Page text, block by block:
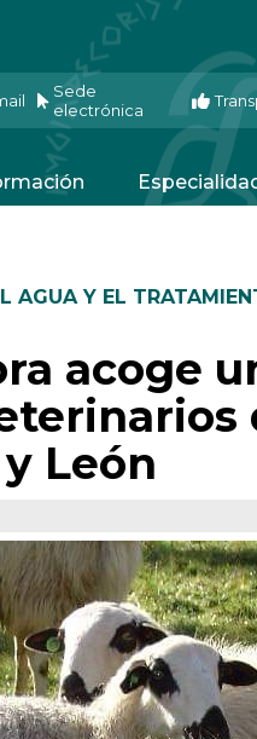
Sede
electrónica
AGUA Y EL
acoge
León